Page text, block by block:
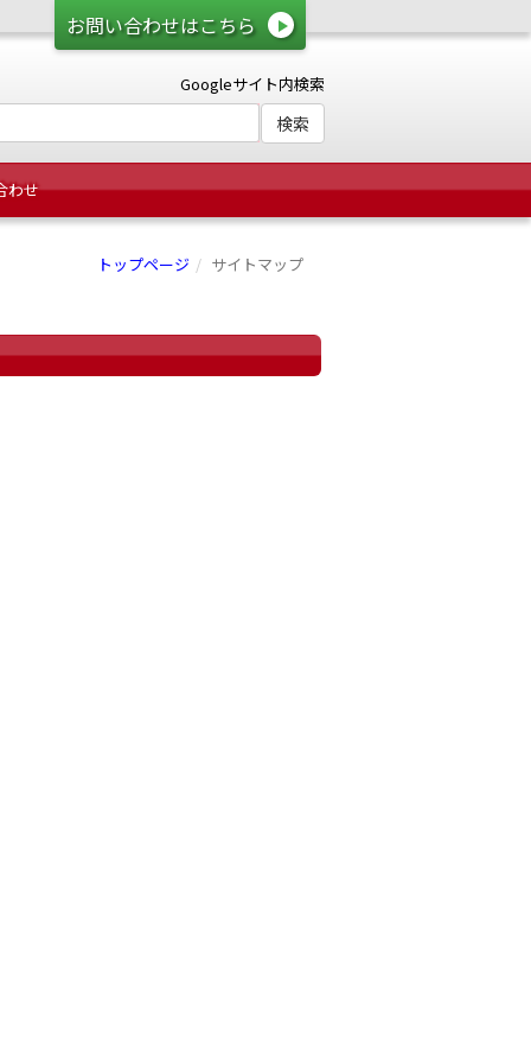
お問い合わせはこちら
Googleサイト内検索
わせ
トップページ サイトマップ